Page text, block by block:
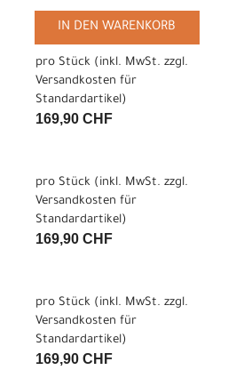
IN DEN WARENKORB
pro Stück (inkl. MwSt. zzgl.
Versandkosten für
Standardartikel)
169,90 CHF
pro Stück (inkl. MwSt. zzgl.
Versandkosten für
Standardartikel)
169,90 CHF
pro Stück (inkl. MwSt. zzgl.
Versandkosten für
Standardartikel)
169,90 CHF